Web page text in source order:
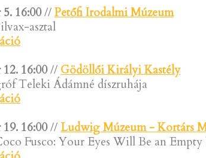
16:00//Petőfi Irodalmi Múzeum
asztal
16:00// Gödöllői Királyi Kastély
Teleki Ádámné díszruhája
16:00//Ludwig Múzeum - Kortárs
Fusco: Your Eyes Will Be an